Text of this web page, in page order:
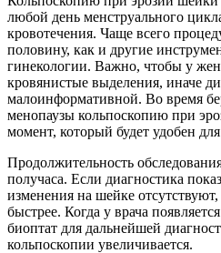
любой день менструального
кровотечения. Чаще всего
половину, как и другие
гинекологии. Важно, чтобы у
кровянистые выделения, иначе
малоинформативной. Во время
менопаузы кольпоскопию при
момент, который будет удобен
Продолжительность
получаса. Если диагностика
изменения на шейке
быстрее. Когда у врача
биоптат для дальнейшей
кольпоскопии увеличивается.